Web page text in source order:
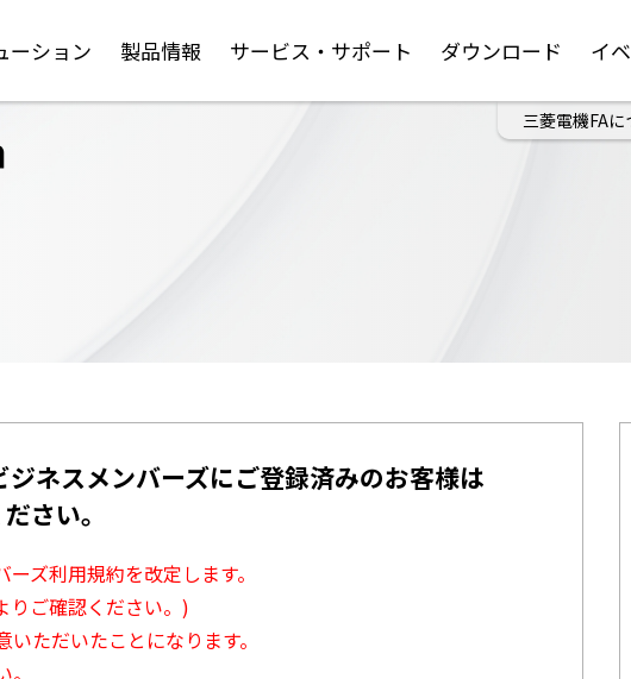
ーション 製品情報 サービス・サポート ダウンロード イ
三菱電機FAに
ジネスメンバーズにご登録済みのお客様は
さい。
ズ利用規約を改定します。
りご確認ください。)
ただいたことになります。